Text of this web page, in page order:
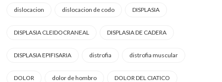
dislocacion dislocacion de codo DISPLASIA
DISPLASIA CLEIDOCRANEAL DISPLASIA DE CADERA
DISPLASIA EPIFISARIA distrofia distrofia muscular
DOLOR dolor de hombro DOLOR DEL CIATICO